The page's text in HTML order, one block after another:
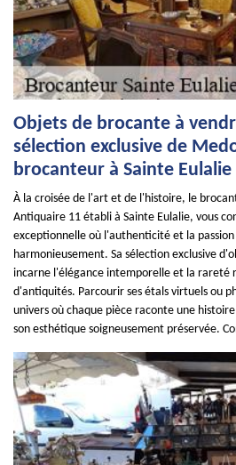
Objets de brocante à
sélection exclusive de
brocanteur à Sainte Eulalie
À la croisée de l'art et de l'histoire, le
Antiquaire 11 établi à Sainte Eulalie, vous
exceptionnelle où l'authenticité et la
harmonieusement. Sa sélection exclusive
incarne l'élégance intemporelle et la rareté
d'antiquités. Parcourir ses étals virtuels ou
univers où chaque pièce raconte une
son esthétique soigneusement préservée.